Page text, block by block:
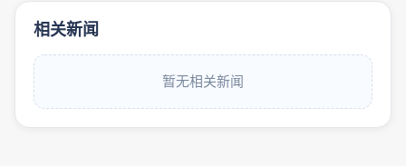
相关新闻
暂无相关新闻